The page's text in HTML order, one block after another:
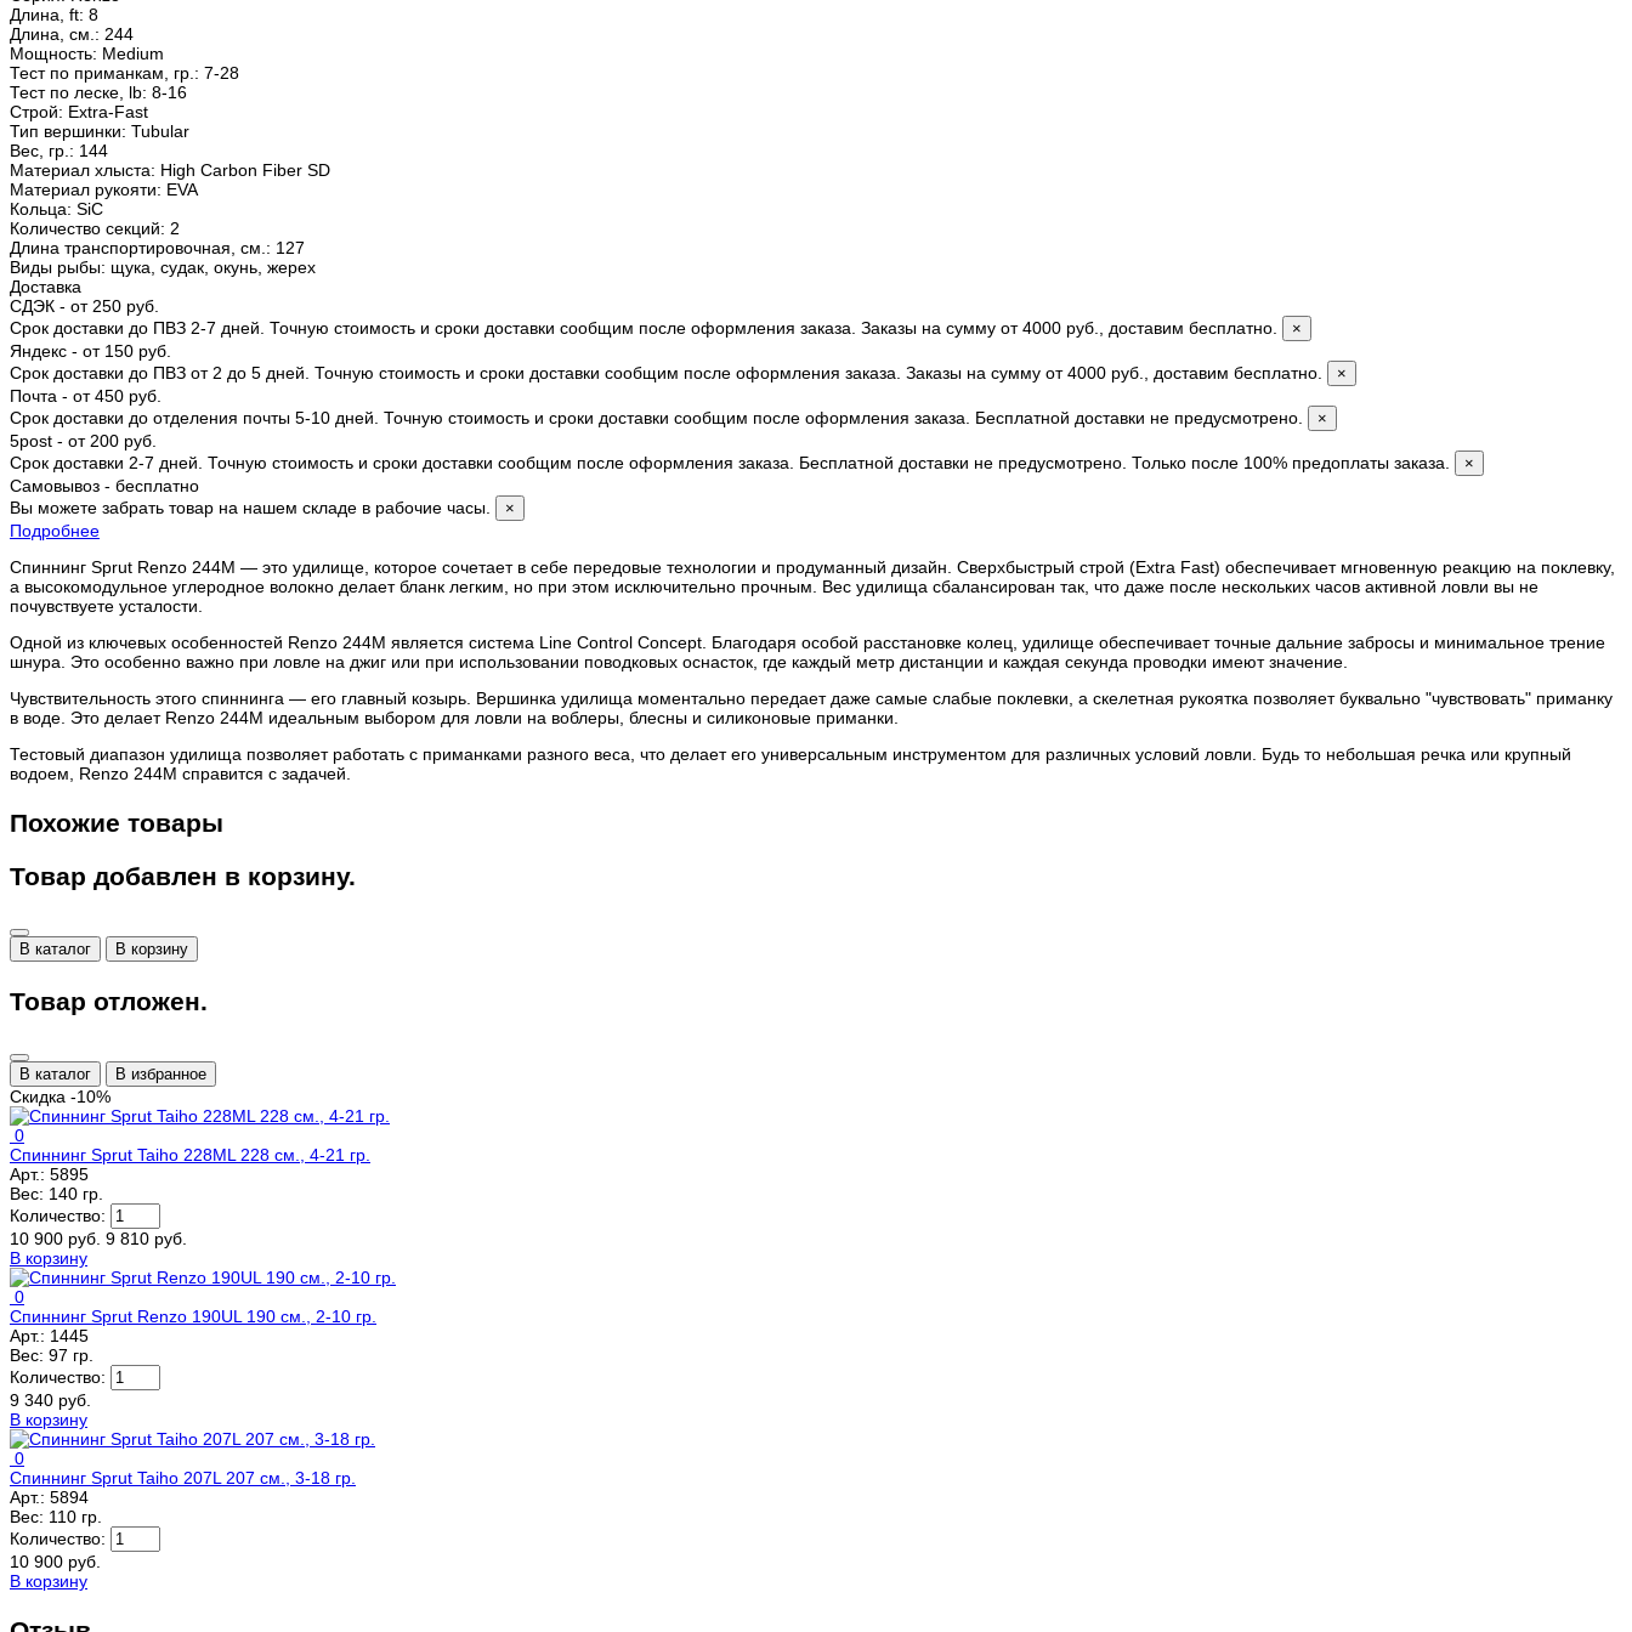
Длина, ft: 8
Длина, см. : 244
Мощность: Medium
Тест по приманкам, гр. : 7-28
Тест по леске, lb: 8-16
Строй: Extra-Fast
Тип вершинки: Tubular
Вес, гр. : 144
Материал хлыста: High Carbon Fiber SD
Материал рукояти: EVA
Кольца: SiC
Количество секций: 2
Длина транспортировочная, см. : 127
Виды рыбы: щука, судак, окунь, жерех
Доставка
СДЭК - от 250 руб.
Срок доставки до ПВЗ 2-7 дней. Точную стоимость и сроки доставки сообщим после оформления заказа. Заказы на сумму от 4000 руб., доставим бесплатно.
×
Яндекс - от 150 руб.
Срок доставки до ПВЗ от 2 до 5 дней. Точную стоимость и сроки доставки сообщим после оформления заказа. Заказы на сумму от 4000 руб., доставим бесплатно.
×
Почта - от 450 руб.
Срок доставки до отделения почты 5-10 дней. Точную стоимость и сроки доставки сообщим после оформления заказа. Бесплатной доставки не предусмотрено.
×
5post - от 200 руб.
Срок доставки 2-7 дней. Точную стоимость и сроки доставки сообщим после оформления заказа. Бесплатной доставки не предусмотрено. Только после 100% предоплаты заказа.
×
Самовывоз - бесплатно
Вы можете забрать товар на нашем складе в рабочие часы.
×
Подробнее
Спиннинг Sprut Renzo 244M — это удилище, которое сочетает в себе передовые технологии и продуманный дизайн. Сверхбыстрый строй (Extra Fast) обеспечивает мгновенную реакцию на поклевку,
а высокомодульное углеродное волокно делает бланк легким, но при этом исключительно прочным. Вес удилища сбалансирован так, что даже после нескольких часов активной ловли вы не
почувствуете усталости.
Одной из ключевых особенностей Renzo 244M является система Line Control Concept. Благодаря особой расстановке колец, удилище обеспечивает точные дальние забросы и минимальное трение
шнура. Это особенно важно при ловле на джиг или при использовании поводковых оснасток, где каждый метр дистанции и каждая секунда проводки имеют значение.
Чувствительность этого спиннинга — его главный козырь. Вершинка удилища моментально передает даже самые слабые поклевки, а скелетная рукоятка позволяет буквально "чувствовать" приманку
в воде. Это делает Renzo 244M идеальным выбором для ловли на воблеры, блесны и силиконовые приманки.
Тестовый диапазон удилища позволяет работать с приманками разного веса, что делает его универсальным инструментом для различных условий ловли. Будь то небольшая речка или крупный
водоем, Renzo 244M справится с задачей.
Похожие товары
Товар добавлен в корзину.
В каталог В корзину
Товар отложен.
В каталог В избранное
Скидка -10%
0
Спиннинг Sprut Taiho 228ML 228 см., 4-21 гр.
Арт.: 5895
Вес: 140 гр.
Количество:
10 900 руб. 9 810 руб.
В корзину
0
Спиннинг Sprut Renzo 190UL 190 см., 2-10 гр.
Арт.: 1445
Вес: 97 гр.
Количество:
9 340 руб.
В корзину
0
Спиннинг Sprut Taiho 207L 207 см., 3-18 гр.
Арт.: 5894
Вес: 110 гр.
Количество:
10 900 руб.
В корзину